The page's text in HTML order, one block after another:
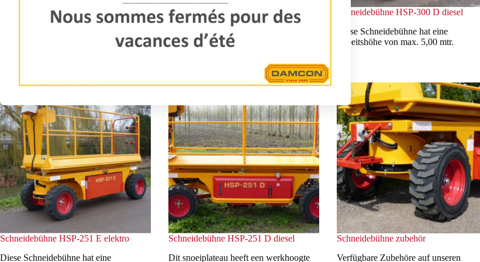
Schneidebühne HSP-451 D diesel
Arbeitshöhe von max. 6,50 mtr.
Schneidebühne HSP-300 E elektro
Diese Schneidebühne hat eine
Arbeitshöhe von max. 5,00 mtr.
Schneidebühne HSP-300 D diesel
Diese Schneidebühne hat eine
Arbeitshöhe von max. 5,00 mtr.
Schneidebühne HSP-251 E elektro
Diese Schneidebühne hat eine
Schneidebühne HSP-251 D diesel
Dit snoeiplateau heeft een werkhoogte
Schneidebühne zubehör
Verfügbare Zubehöre auf unseren